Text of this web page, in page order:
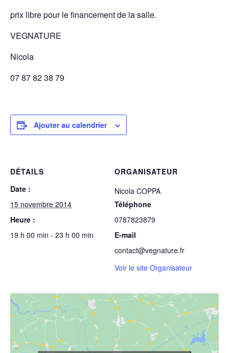
prix libre pour le financement de la salle.
VEGNATURE
Nicola
07 87 82 38 79
Ajouter au calendrier
DÉTAILS
Date :
15 novembre 2014
Heure :
19 h 00 min - 23 h 00 min
ORGANISATEUR
Nicola COPPA
Téléphone
0787823879
E-mail
contact@vegnature.fr
Voir le site Organisateur